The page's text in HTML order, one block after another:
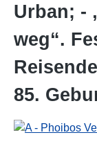
Urban; -
weg“.
85.